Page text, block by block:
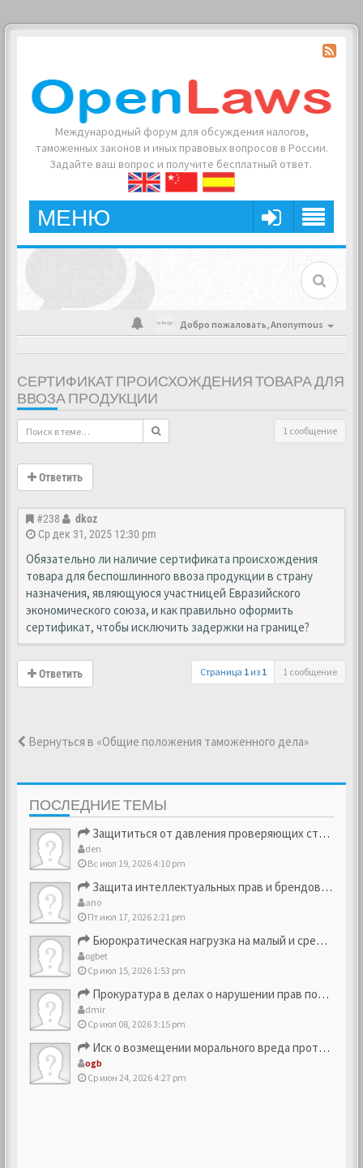
Международный форум для обсуждения налогов,
таможенных законов и иных правовых вопросов в России.
Задайте ваш вопрос и получите бесплатный ответ.
МЕНЮ
Добро пожаловать,Anonymous
СЕРТИФИКАТ ПРОИСХОЖДЕНИЯ ТОВАРА ДЛЯ
ВВОЗА ПРОДУКЦИИ
1 сообщение
Ответить
#238
dkoz
Ср дек 31, 2025 12:30 pm
Обязательно ли наличие сертификата происхождения
товара для беспошлинного ввоза продукции в страну
назначения, являющуюся участницей Евразийского
экономического союза, и как правильно оформить
сертификат, чтобы исключить задержки на границе?
Ответить Страница 1 из 1 1 сообщение
Вернуться в «Общие положения таможенного дела»
ПОСЛЕДНИЕ ТЕМЫ
Защититься от давления проверяющих структур
den
Вс июл 19, 2026 4:10 pm
Защита интеллектуальных прав и брендовых активов
ano
Пт июл 17, 2026 2:21 pm
Бюрократическая нагрузка на малый и средний бизнес
ogbet
Ср июл 15, 2026 1:53 pm
Прокуратура в делах о нарушении прав потребителей
dmir
Ср июл 08, 2026 3:15 pm
Иск о возмещении морального вреда против компании
ogb
Ср июн 24, 2026 4:27 pm